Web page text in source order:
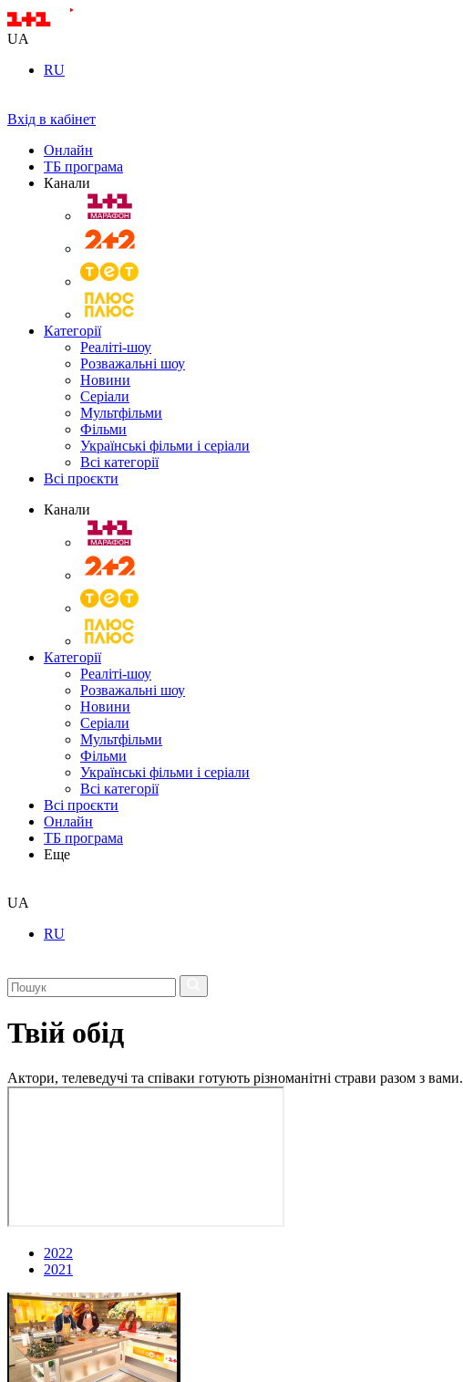
UA
RU
Вхід в кабінет
Онлайн
ТБ програма
Канали
Категорії
Реаліті-шоу
Розважальні шоу
Новини
Серіали
Мультфільми
Фільми
Українські фільми і серіали
Всі категорії
Всі проєкти
Канали
Категорії
Реаліті-шоу
Розважальні шоу
Новини
Серіали
Мультфільми
Фільми
Українські фільми і серіали
Всі категорії
Всі проєкти
Онлайн
ТБ програма
Еще
UA
RU
Твій обід
Актори, телеведучі та співаки готують різноманітні страви разом з вами.
2022
2021